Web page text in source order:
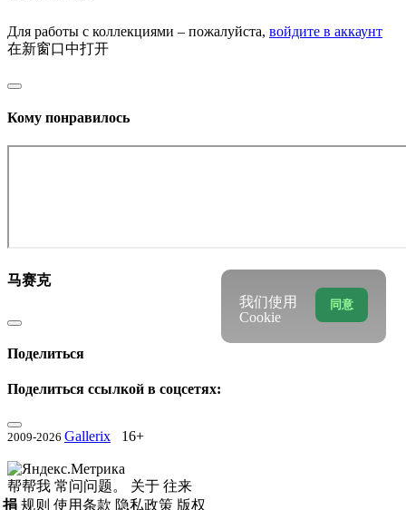
Для работы с коллекциями – пожалуйста, войдите в аккаунт
在新窗口中打开
Кому понравилось
马赛克
Поделиться
Поделиться ссылкой в соцсетях:
2009-2026 Gallerix 16+
帮帮我 常问问题。 关于 往来
捐 规则 使用条款 隐私政策 版权
同意
我们使用
Cookie